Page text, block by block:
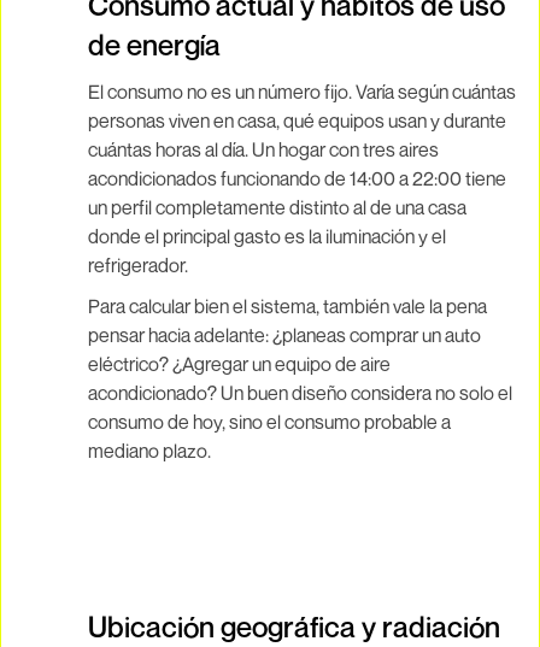
de energía
El consumo no es un número fijo. Varía según cuántas
personas viven en casa, qué equipos usan y durante
cuántas horas al día. Un hogar con tres aires
acondicionados funcionando de 14:00 a 22:00 tiene
un perfil completamente distinto al de una casa
donde el principal gasto es la iluminación y el
refrigerador.
Para calcular bien el sistema, también vale la pena
pensar hacia adelante: ¿planeas comprar un auto
eléctrico? ¿Agregar un equipo de aire
acondicionado? Un buen diseño considera no solo el
consumo de hoy, sino el consumo probable a
mediano plazo.
Ubicación geográfica y radiación